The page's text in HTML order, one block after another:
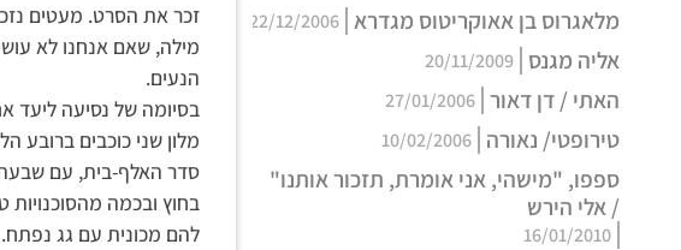
מלאגרוס בן אאוקריטוס מגדרא 22/12/2006
אליה מגנס 20/11/2009
האתי / דן דאור 27/01/2006
טירופטי/ נאורה 10/02/2006
ספפו, "מישהי, אני אומרת, תזכור אותנו"
/ אלי הירש
16/01/2010
זכר את הסרט. מעטים
מילה, שאם אנחנו לא
הנעים.
בסיומה של נסיעה ליעד
מלון שני כוכבים ברובע
סדר האלף-בית, עם שבעה
בחוץ ובכמה
להם מכונית עם גג נפתח.